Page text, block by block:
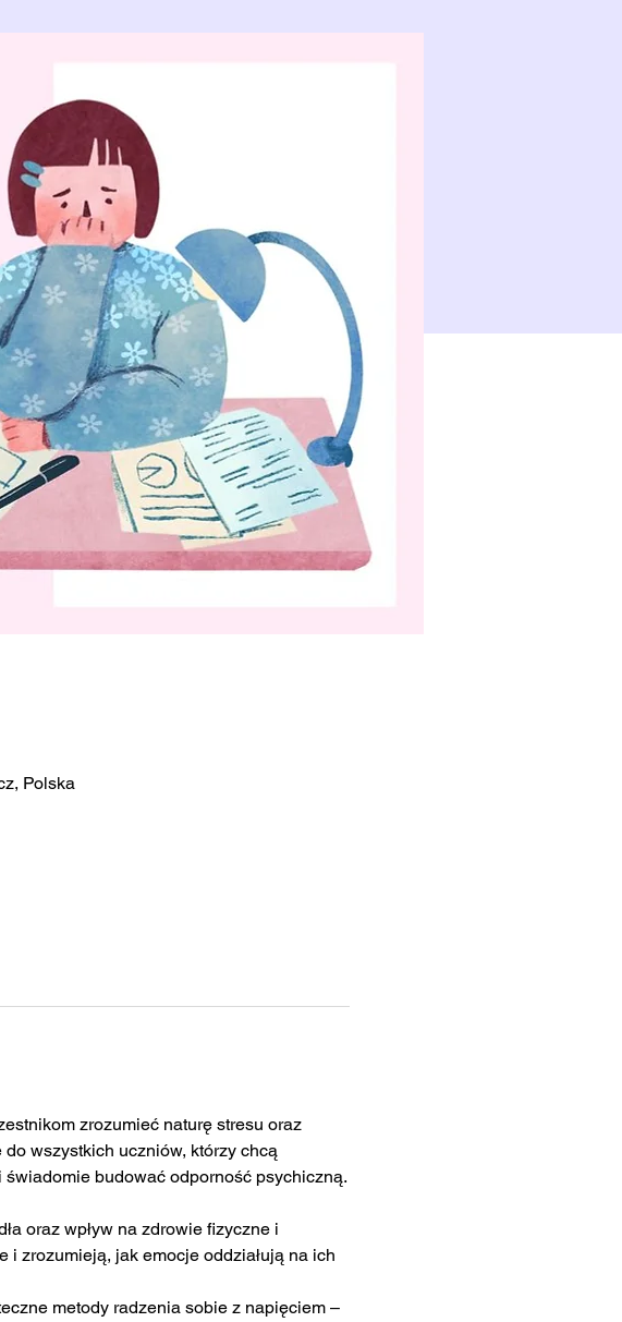
Polska
zrozumieć naturę stresu oraz
wszystkich uczniów, którzy chcą
budować odporność psychiczną.
oraz wpływ na zdrowie fizyczne i
zrozumieją, jak emocje oddziałują na ich
metody radzenia sobie z napięciem –